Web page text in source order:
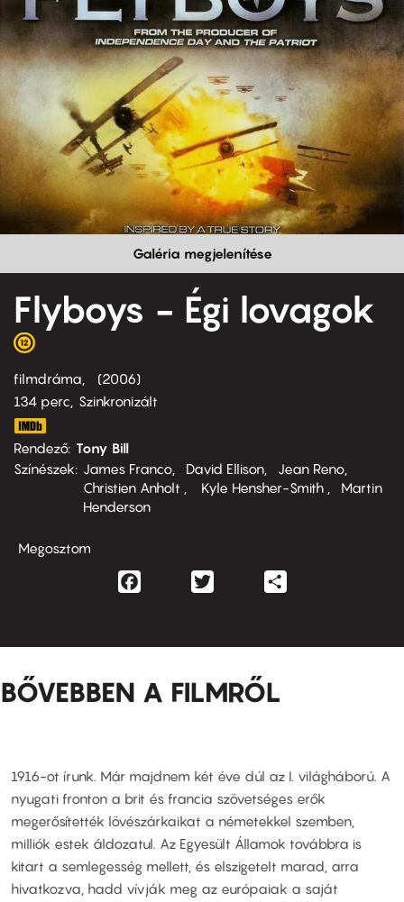
Galéria megjelenítése
Flyboys - Égi lovagok
filmdráma
2006
134 perc,
Szinkronizált
Rendező Tony Bill
Színészek
James Franco David Ellison
Jean Reno
Christien Anholt
Kyle Hensher-Smith
Martin
Henderson
Megosztom
Facebook
BŐVEBBEN A FILMRŐL
1916-ot írunk. Már majdnem két éve dúl az I. világháború. A
nyugati fronton a brit és francia szövetséges erők
megerősítették lövészárkaikat a németekkel szemben,
milliók estek áldozatul. Az Egyesült Államok továbbra is
kitart a semlegesség mellett, és elszigetelt marad, arra
hivatkozva, hadd vívják meg az európaiak a saját